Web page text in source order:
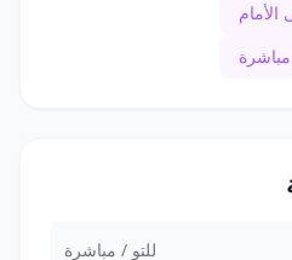
للتو / مباشرة